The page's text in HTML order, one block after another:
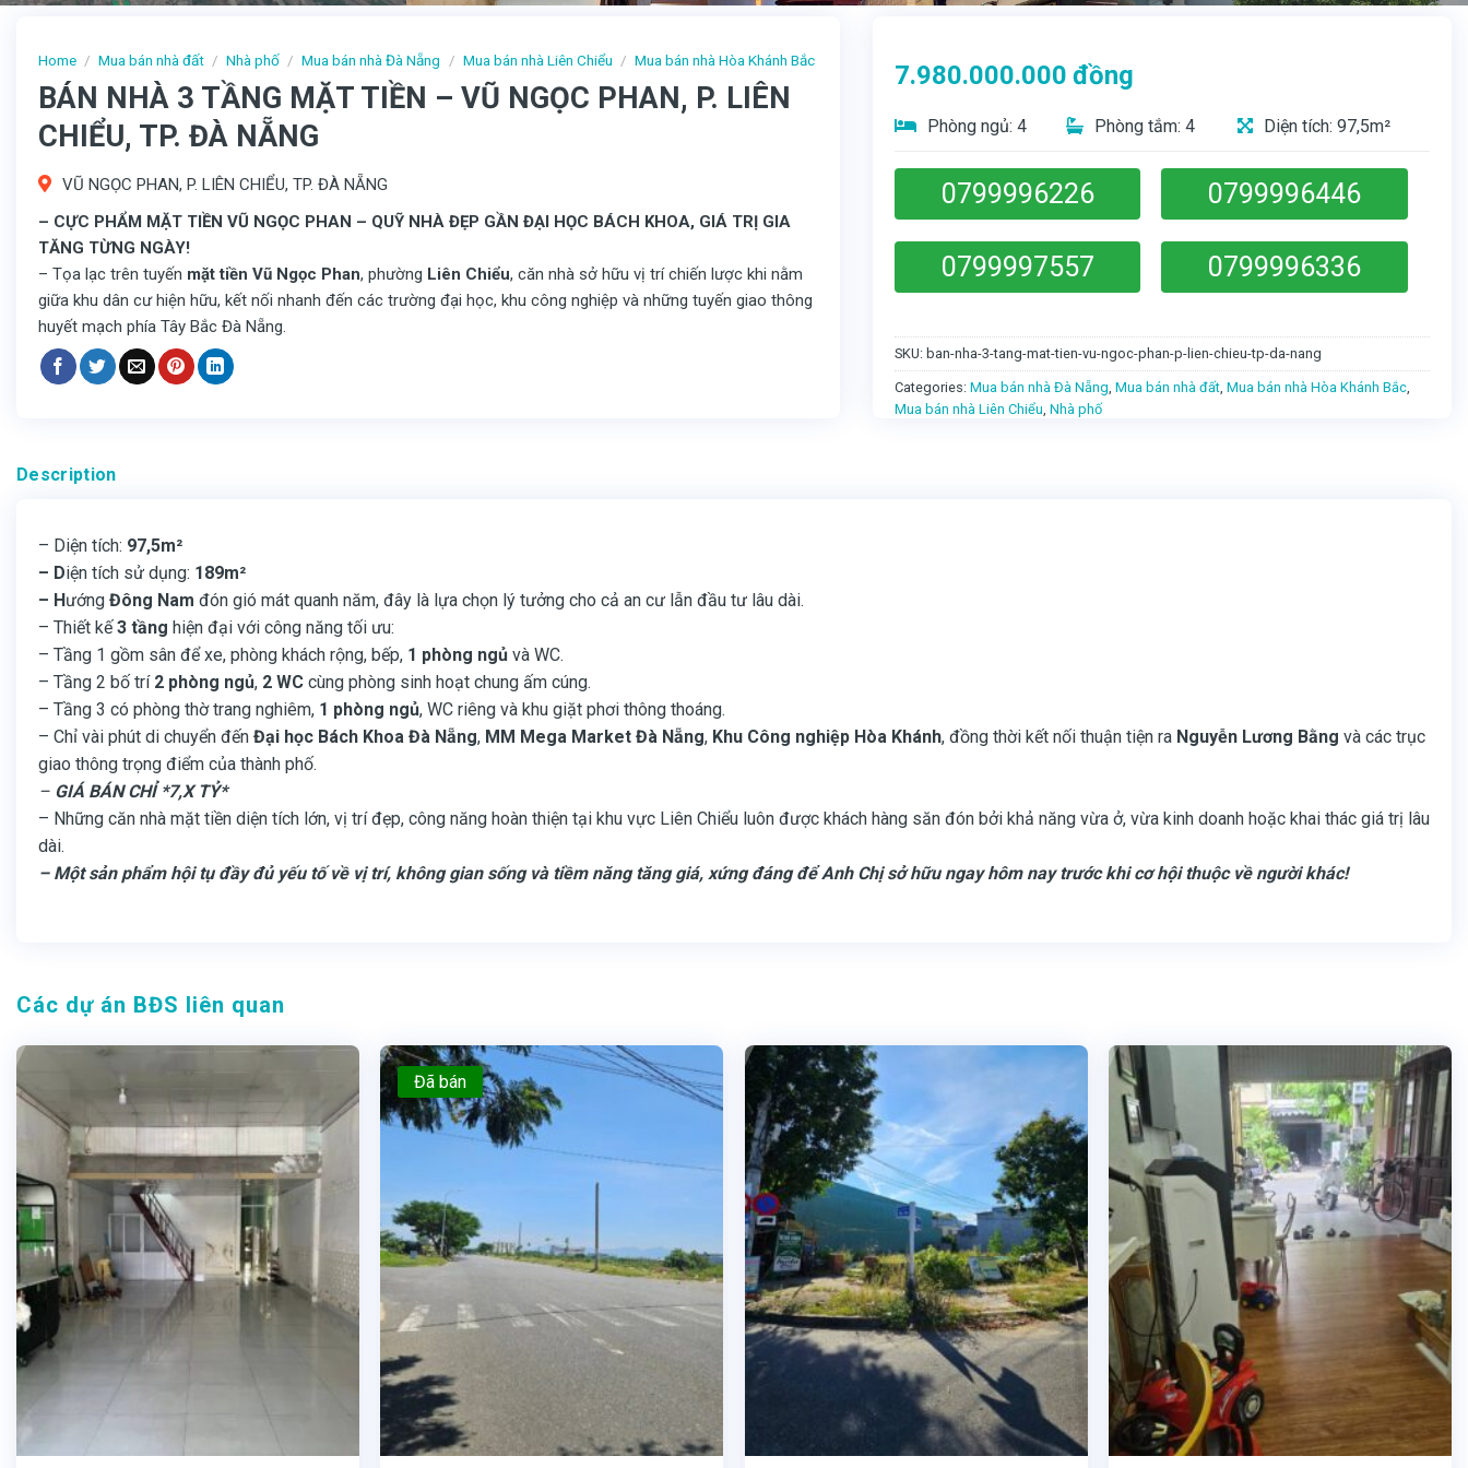
Home / Mua bán nhà đất / Nhà phố / Mua bán nhà Đà Nẵng / Mua bán nhà Liên Chiểu / Mua bán nhà Hòa Khánh Bắc
BÁN NHÀ 3 TẦNG MẶT TIỀN – VŨ NGỌC PHAN, P. LIÊN
CHIỂU, TP. ĐÀ NẴNG
VŨ NGỌC PHAN, P. LIÊN CHIỂU, TP. ĐÀ NẴNG
– CỰC PHẨM MẶT TIỀN VŨ NGỌC PHAN – QUỸ NHÀ ĐẸP GẦN ĐẠI HỌC BÁCH KHOA, GIÁ TRỊ GIA
TĂNG TỪNG NGÀY!
– Tọa lạc trên tuyến mặt tiền Vũ Ngọc Phan, phường Liên Chiểu, căn nhà sở hữu vị trí chiến lược khi nằm
giữa khu dân cư hiện hữu, kết nối nhanh đến các trường đại học, khu công nghiệp và những tuyến giao thông
huyết mạch phía Tây Bắc Đà Nẵng.
7.980.000.000 đồng
Phòng ngủ: 4 Phòng tắm: 4 Diện tích: 97,5m²
0799996226 0799996446
0799997557 0799996336
SKU: ban-nha-3-tang-mat-tien-vu-ngoc-phan-p-lien-chieu-tp-da-nang
Categories: Mua bán nhà Đà Nẵng, Mua bán nhà đất, Mua bán nhà Hòa Khánh Bắc,
Mua bán nhà Liên Chiểu, Nhà phố
Description
– Diện tích: 97,5m²
– Diện tích sử dụng: 189m²
– Hướng Đông Nam đón gió mát quanh năm, đây là lựa chọn lý tưởng cho cả an cư lẫn đầu tư lâu dài.
– Thiết kế3 tầng hiện đại với công năng tối ưu:
– Tầng 1 gồm sân để xe, phòng khách rộng, bếp, 1 phòng ngủ và WC.
– Tầng 2 bố trí 2 phòng ngủ, 2 WC cùng phòng sinh hoạt chung ấm cúng.
– Tầng 3 có phòng thờ trang nghiêm, 1 phòng ngủ, WC riêng và khu giặt phơi thông thoáng.
– Chỉ vài phút di chuyển đến Đại học Bách Khoa Đà Nẵng, MM Mega Market Đà Nẵng, Khu Công nghiệp Hòa Khánh, đồng thời kết nối thuận tiện ra Nguyễn Lương Bằng và các trục
giao thông trọng điểm của thành phố.
– GIÁ BÁN CHỈ *7,X TỶ*
– Những căn nhà mặt tiền diện tích lớn, vị trí đẹp, công năng hoàn thiện tại khu vực Liên Chiểu luôn được khách hàng săn đón bởi khả năng vừa ở, vừa kinh doanh hoặc khai thác giá trị lâu
dài.
– Một sản phẩm hội tụ đầy đủ yếu tố về vị trí, không gian sống và tiềm năng tăng giá, xứng đáng để Anh Chị sở hữu ngay hôm nay trước khi cơ hội thuộc về người khác!
Các dự án BĐS liên quan
Đã bán